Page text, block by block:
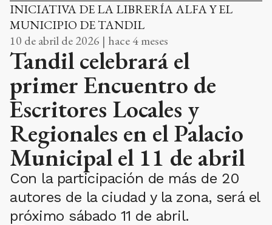
INICIATIVA DE LA LIBRERÍA ALFA Y EL
MUNICIPIO DE TANDIL
10 de abril de 2026 | hace 4 meses
Tandil celebrará el
primer Encuentro de
Escritores Locales y
Regionales en el Palacio
Municipal el 11 de abril
Con la participación de más de 20
autores de la ciudad y la zona, será el
próximo sábado 11 de abril.